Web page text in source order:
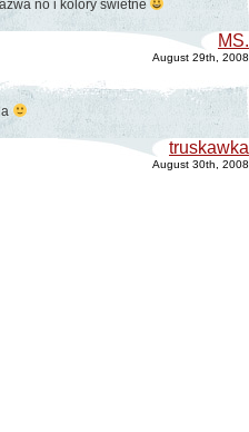
no i kolory świetne
MS.
August 29th, 2008
truskawka
August 30th, 2008